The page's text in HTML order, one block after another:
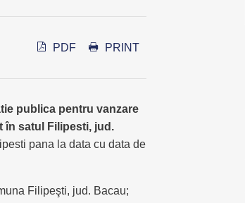
PDF PRINT
publica pentru vanzare
în satul Filipesti, jud.
pana la data cu data de
Filipeşti, jud. Bacau;